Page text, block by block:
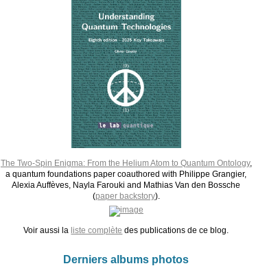
The Two-Spin Enigma: From the Helium Atom to Quantum Ontology,
a quantum foundations paper coauthored with Philippe Grangier,
Alexia Auffèves, Nayla Farouki and Mathias Van den Bossche
(paper backstory).
Voir aussi la liste complète des publications de ce blog.
Derniers albums photos